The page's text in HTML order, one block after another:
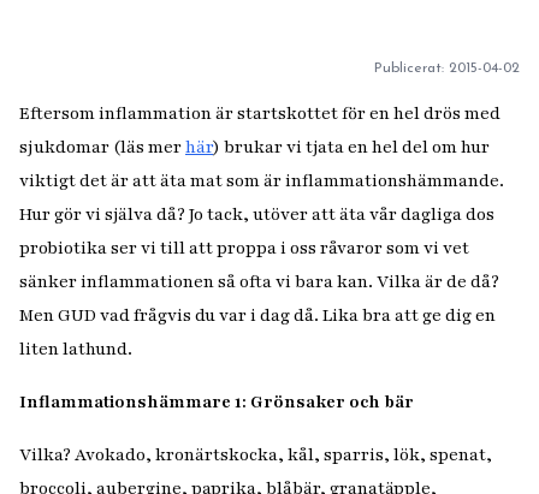
Publicerat: 2015-04-02
Eftersom inflammation är startskottet för en hel drös med
sjukdomar (läs merhär) brukar vi tjata en hel del om hur
viktigt det är att äta mat som är inflammationshämmande.
Hur gör vi själva då? Jo tack, utöver att äta vår dagliga dos
probiotika ser vi till att proppa i oss råvaror som vi vet
sänker inflammationen så ofta vi bara kan. Vilka är de då?
Men GUD vad frågvis du var i dag då. Lika bra att ge dig en
liten lathund.
Inflammationshämmare 1: Grönsaker och bär
Vilka? Avokado, kronärtskocka, kål, sparris, lök, spenat,
broccoli, aubergine, paprika, blåbär, granatäpple,